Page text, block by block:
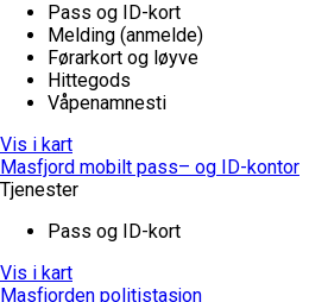
Pass og ID-kort
Melding (anmelde)
Førarkort og løyve
Hittegods
Våpenamnesti
Vis i kart
Masfjord mobilt pass– og ID-kontor
Tjenester
Pass og ID-kort
Vis i kart
Masfjorden politistasjon